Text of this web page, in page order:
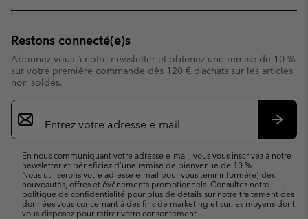
Restons connecté(e)s
Abonnez-vous à notre newsletter et obtenez une remise de 10 %
sur votre première commande dès 120 € d’achats sur les articles
non soldés.
Inscription
par
e-
En nous communiquant votre adresse e-mail, vous vous inscrivez à notre
newsletter et bénéficiez d’une remise de bienvenue de 10 %.
Nous utiliserons votre adresse e-mail pour vous tenir informé(e) des
nouveautés, offres et événements promotionnels. Consultez notre
politique de confidentialité pour plus de détails sur notre traitement des
données vous concernant à des fins de marketing et sur les moyens dont
vous disposez pour retirer votre consentement.